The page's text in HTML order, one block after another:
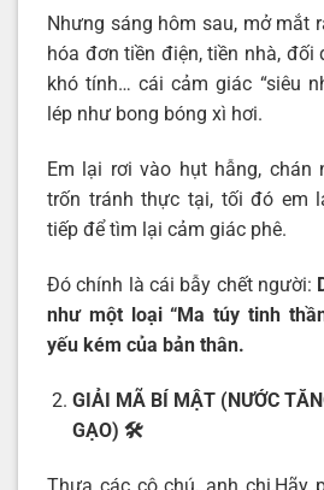
Nhưng sáng hôm sau, mở mắt
hóa đơn tiền điện, tiền nhà, đối
khó tính… cái cảm giác “siêu
lép như bong bóng xì hơi.
Em lại rơi vào hụt hẫng, chán
trốn tránh thực tại, tối đó em
tiếp để tìm lại cảm giác phê.
Đó chính là cái bẫy chết người:
như một loại “Ma túy tinh
yếu kém của bản thân.
GIẢI MÃ BÍ MẬT (NƯỚC
GẠO) 🛠️
Thưa các cô chú, anh chị,Hãy